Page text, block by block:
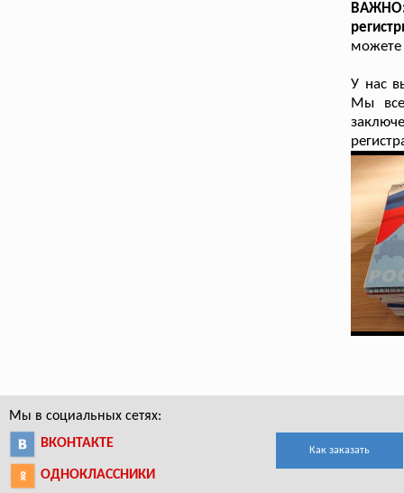
можете
У нас
Мы
Мы в социальных сетях:
ВКОНТАКТЕ
ОДНОКЛАССНИКИ
Как заказать